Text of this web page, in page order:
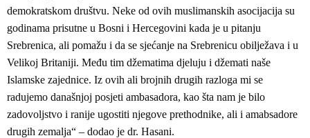
demokratskom društvu. Neke od ovih muslimanskih asocijacija su
godinama prisutne u Bosni i Hercegovini kada je u pitanju
Srebrenica, ali pomažu i da se sjećanje na Srebrenicu obilježava i u
Velikoj Britaniji. Među tim džematima djeluju i džemati naše
Islamske zajednice. Iz ovih ali brojnih drugih razloga mi se
radujemo današnjoj posjeti ambasadora, kao šta nam je bilo
zadovoljstvo i ranije ugostiti njegove prethodnike, ali i amabsadore
drugih zemalja“ – dodao je dr. Hasani.